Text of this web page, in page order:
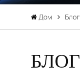
Дом Блог
БЛОГ